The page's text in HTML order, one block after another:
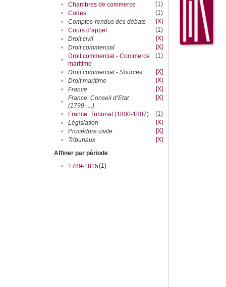
•
Chambres de commerce
(1)
•
Codes
(1)
•
Comptes-rendus des débats
[X]
•
Cours d’appel
(1)
•
Droit civil
[X]
•
Droit commercial
[X]
•
Droit commercial - Commerce
maritime
(1)
• Droit commercial - Sources
[X]
•
Droit maritime
[X]
•
France
[X]
•
France. Conseil d’Etat
(1799-....)
[X]
• France. Tribunat (1800-1807)
(1)
•
Législation
[X]
•
Procédure civile
[X]
•
Tribunaux
[X]
Affiner par période
•
1789-1815(1)